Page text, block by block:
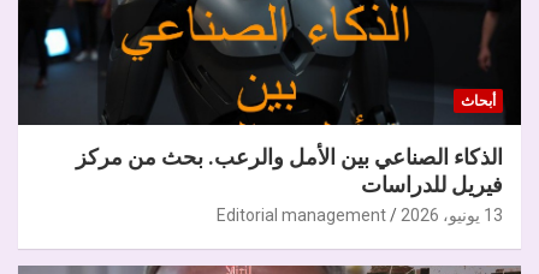
أبحاث
الذكاء الصناعي بين الأمل والرعب. بحث من مركز
فيريل للدراسات
13 يونيو، 2026 Editorial management